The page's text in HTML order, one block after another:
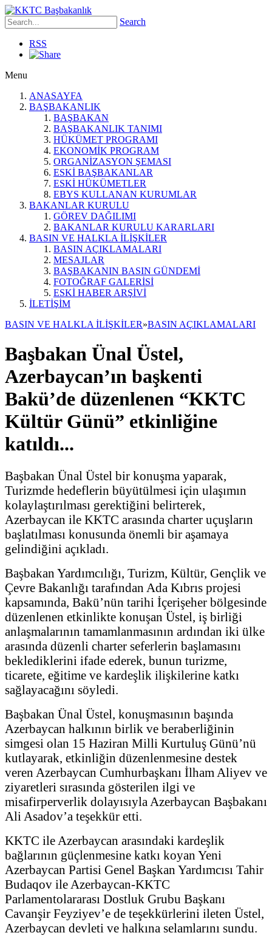
Search
RSS
Menu
ANASAYFA
BAŞBAKANLIK
BAŞBAKAN
BAŞBAKANLIK TANIMI
HÜKÜMET PROGRAMI
EKONOMİK PROGRAM
ORGANİZASYON ŞEMASI
ESKİ BAŞBAKANLAR
ESKİ HÜKÜMETLER
EBYS KULLANAN KURUMLAR
BAKANLAR KURULU
GÖREV DAĞILIMI
BAKANLAR KURULU KARARLARI
BASIN VE HALKLA İLİŞKİLER
BASIN AÇIKLAMALARI
MESAJLAR
BAŞBAKANIN BASIN GÜNDEMİ
FOTOĞRAF GALERİSİ
ESKİ HABER ARŞİVİ
İLETİŞİM
BASIN VE HALKLA İLİŞKİLER»BASIN AÇIKLAMALARI
Başbakan Ünal Üstel,
Azerbaycan’ın başkenti
Bakü’de düzenlenen “KKTC
Kültür Günü” etkinliğine
katıldı...
Başbakan Ünal Üstel bir konuşma yaparak,
Turizmde hedeflerin büyütülmesi için ulaşımın
kolaylaştırılması gerektiğini belirterek,
Azerbaycan ile KKTC arasında charter uçuşların
başlatılması konusunda önemli bir aşamaya
gelindiğini açıkladı.
Başbakan Yardımcılığı, Turizm, Kültür, Gençlik ve
Çevre Bakanlığı tarafından Ada Kıbrıs projesi
kapsamında, Bakü’nün tarihi İçerişeher bölgesinde
düzenlenen etkinlikte konuşan Üstel, iş birliği
anlaşmalarının tamamlanmasının ardından iki ülke
arasında düzenli charter seferlerin başlamasını
beklediklerini ifade ederek, bunun turizme,
ticarete, eğitime ve kardeşlik ilişkilerine katkı
sağlayacağını söyledi.
Başbakan Ünal Üstel, konuşmasının başında
Azerbaycan halkının birlik ve beraberliğinin
simgesi olan 15 Haziran Milli Kurtuluş Günü’nü
kutlayarak, etkinliğin düzenlenmesine destek
veren Azerbaycan Cumhurbaşkanı İlham Aliyev ve
ziyaretleri sırasında gösterilen ilgi ve
misafirperverlik dolayısıyla Azerbaycan Başbakanı
Ali Asadov’a teşekkür etti.
KKTC ile Azerbaycan arasındaki kardeşlik
bağlarının güçlenmesine katkı koyan Yeni
Azerbaycan Partisi Genel Başkan Yardımcısı Tahir
Budaqov ile Azerbaycan-KKTC
Parlamentolararası Dostluk Grubu Başkanı
Cavanşir Feyziyev’e de teşekkürlerini ileten Üstel,
Azerbaycan devleti ve halkına selamlarını sundu.